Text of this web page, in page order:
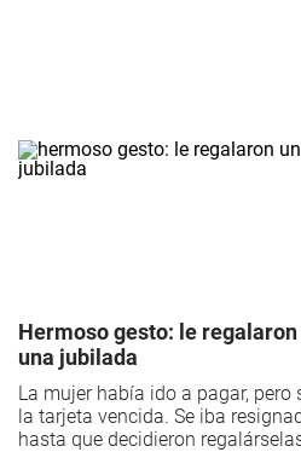
Hermoso gesto: le
una jubilada
La mujer había ido a pagar, pero
la tarjeta vencida. Se iba
hasta que decidieron